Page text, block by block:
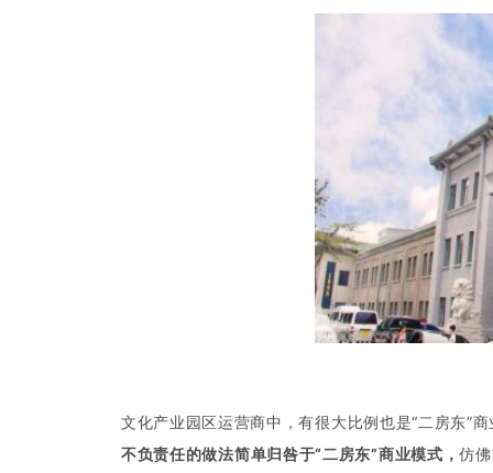
文化产业园区运营商中，有很大比例也是“二房东”
不负责任的做法简单归咎于“二房东”商业模式，仿